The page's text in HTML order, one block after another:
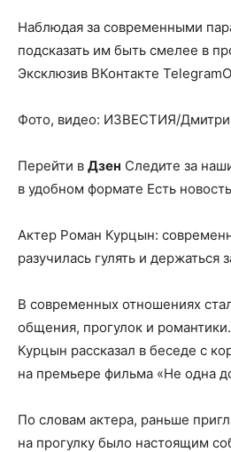
Наблюдая за современными
подсказать им быть смелее в
Эксклюзив ВКонтакте
Фото, видео: ИЗВЕСТИЯ/
Перейти в Дзен Следите за
в удобном формате Есть
Актер Роман Курцын:
разучилась гулять и держаться
В современных отношениях
общения, прогулок и
Курцын рассказал в беседе с
на премьере фильма «Не одна
По словам актера, раньше
на прогулку было настоящим